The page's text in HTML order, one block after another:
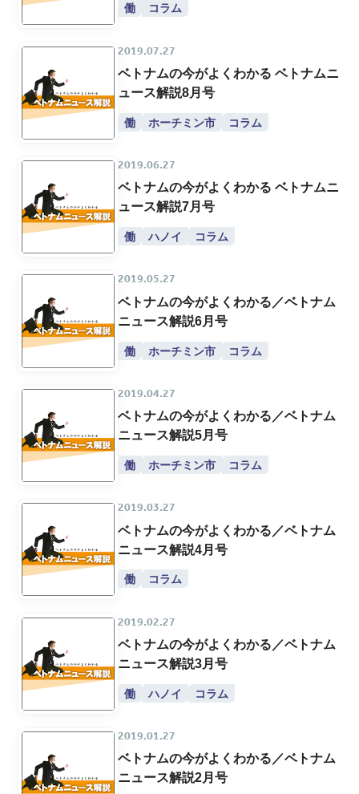
働 コラム
2019.07.27
ベトナムの今がよくわかる ベトナムニ
ュース解説8月号
働 ホーチミン市 コラム
2019.06.27
ベトナムの今がよくわかる ベトナムニ
ュース解説7月号
働 ハノイ コラム
2019.05.27
ベトナムの今がよくわかる／ベトナム
ニュース解説6月号
働 ホーチミン市 コラム
2019.04.27
ベトナムの今がよくわかる／ベトナム
ニュース解説5月号
働 ホーチミン市 コラム
2019.03.27
ベトナムの今がよくわかる／ベトナム
ニュース解説4月号
働 コラム
2019.02.27
ベトナムの今がよくわかる／ベトナム
ニュース解説3月号
働 ハノイ コラム
2019.01.27
ベトナムの今がよくわかる／ベトナム
ニュース解説2月号